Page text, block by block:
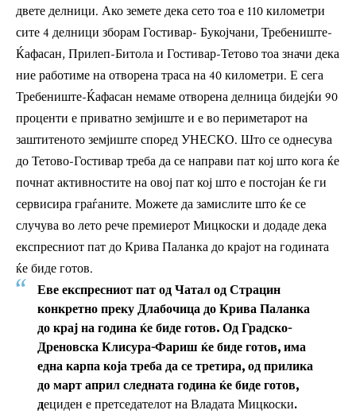
двете делници. Ако земете дека сето тоа е 110 километри
сите 4 делници зборам Гостивар- Букојчани, Требениште-
Ќафасан, Прилеп-Битола и Гостивар-Тетово тоа значи дека
ние работиме на отворена траса на 40 километри. Е сега
Требениште-Ќафасан немаме отворена делница бидејќи 90
проценти е приватно земјиште и е во периметарот на
заштитеното земјиште според УНЕСКО. Што се однесува
до Тетово-Гостивар треба да се направи пат кој што кога ќе
почнат активностите на овој пат кој што е постојан ќе ги
сервисира граѓаните. Можете да замислите што ќе се
случува во лето рече премиерот Мицкоски и додаде дека
експресниот пат до Крива Паланка до крајот на годината
ќе биде готов.
Еве експресниот пат од Чатал од Страцин
конкретно преку Длабочица до Крива Паланка
до крај на година ќе биде готов. Од Градско-
Дреновска Клисура-Фариш ќе биде готов, има
една карпа која треба да се третира, од прилика
до март април следната година ќе биде готов,
дециден е претседателот на Владата Мицкоски.